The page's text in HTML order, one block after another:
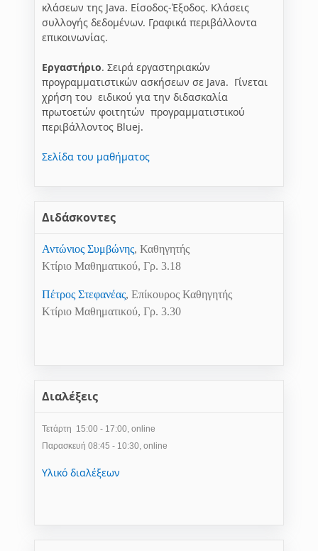
κλάσεων της Java. Είσοδος-Έξοδος. Κλάσεις
συλλογής δεδομένων. Γραφικά περιβάλλοντα
επικοινωνίας.
Εργαστήριο. Σειρά εργαστηριακών
προγραμματιστικών ασκήσεων σε Java. Γίνεται
χρήση του ειδικού για την διδασκαλία
πρωτοετών φοιτητών προγραμματιστικού
περιβάλλοντος Bluej.
Σελίδα του μαθήματος
Διδάσκοντες
Αντώνιος Συμβώνης, Καθηγητής
Κτίριο Μαθηματικού, Γρ. 3.18
Πέτρος Στεφανέας, Επίκουρος Καθηγητής
Κτίριο Μαθηματικού, Γρ. 3.30
Διαλέξεις
Τετάρτη 15:00 - 17:00, online
Παρασκευή 08:45 - 10:30, online
Υλικό διαλέξεων